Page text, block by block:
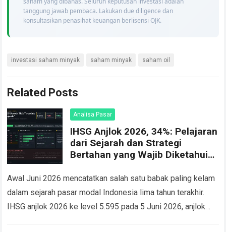
tanggung jawab pembaca. Lakukan due diligence dan
konsultasikan penasihat keuangan berlisensi OJK.
investasi saham minyak saham minyak saham oil
Related Posts
Analisa Pasar
IHSG Anjlok 2026, 34%: Pelajaran
dari Sejarah dan Strategi
Bertahan yang Wajib Diketahui
Awal Juni 2026 mencatatkan salah satu babak paling kelam
dalam sejarah pasar modal Indonesia lima tahun terakhir.
IHSG anjlok 2026 ke level 5.595 pada 5 Juni 2026, anjlok